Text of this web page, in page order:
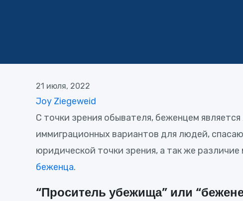
21 июля, 2022
Joy Ziegeweid
С точки зрения обывателя, беженцем
иммиграционных вариантов для людей,
юридической точки зрения, а так же
беженца.
“Проситель убежища” или